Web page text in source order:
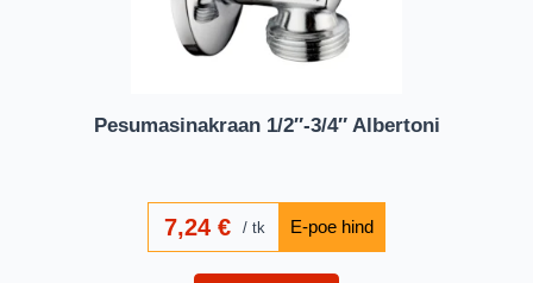
Pesumasinakraan 1/2″-3/4″ Albertoni
7,24€ tk